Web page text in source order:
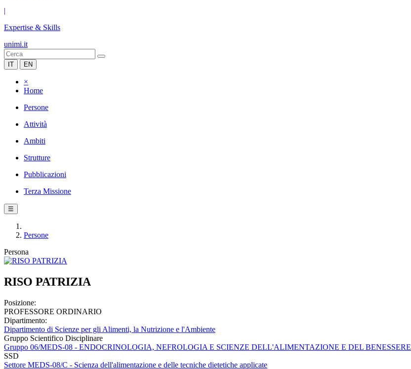
|
Expertise & Skills
unimi.it
IT EN
×
Home
Persone
Attività
Ambiti
Strutture
Pubblicazioni
Terza Missione
☰
Persone
Persona
RISO PATRIZIA
Posizione:
PROFESSORE ORDINARIO
Dipartimento:
Dipartimento di Scienze per gli Alimenti, la Nutrizione e l'Ambiente
Gruppo Scientifico Disciplinare
Gruppo 06/MEDS-08 - ENDOCRINOLOGIA, NEFROLOGIA E SCIENZE DELL'ALIMENTAZIONE E DEL BENESSERE
SSD
Settore MEDS-08/C - Scienza dell'alimentazione e delle tecniche dietetiche applicate